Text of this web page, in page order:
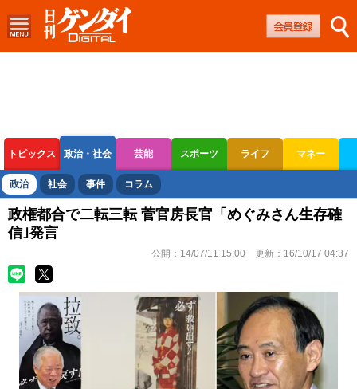
トピックス 政治・社会 芸能 スポーツ ライフ マネー
ボートレース 競輪 オートレース
政治 社会 事件 コラム
政権都合で二転三転 菅官房長官「めぐみさん生存確
信｣発言
公開： 14/07/11 15:00 更新： 16/10/17 04:37